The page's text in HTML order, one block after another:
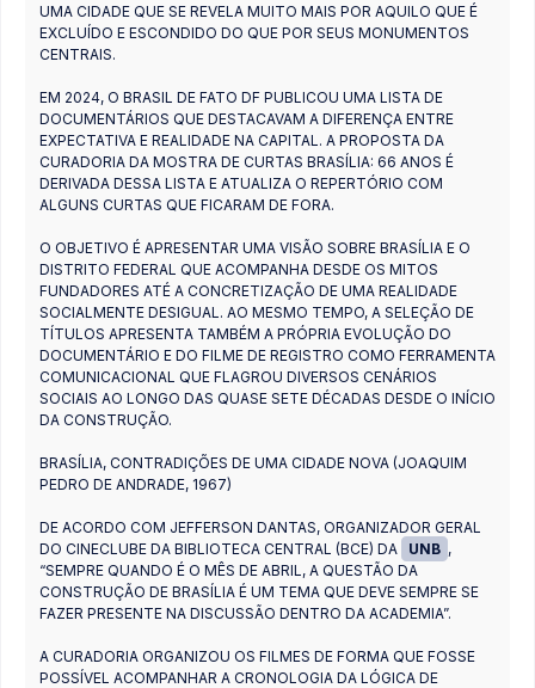
UMA CIDADE QUE SE REVELA MUITO MAIS POR AQUILO QUE É
EXCLUÍDO E ESCONDIDO DO QUE POR SEUS MONUMENTOS
CENTRAIS.
EM 2024, O BRASIL DE FATO DF PUBLICOU UMA LISTA DE
DOCUMENTÁRIOS QUE DESTACAVAM A DIFERENÇA ENTRE
EXPECTATIVA E REALIDADE NA CAPITAL. A PROPOSTA DA
CURADORIA DA MOSTRA DE CURTAS BRASÍLIA: 66 ANOS É
DERIVADA DESSA LISTA E ATUALIZA O REPERTÓRIO COM
ALGUNS CURTAS QUE FICARAM DE FORA.
O OBJETIVO É APRESENTAR UMA VISÃO SOBRE BRASÍLIA E O
DISTRITO FEDERAL QUE ACOMPANHA DESDE OS MITOS
FUNDADORES ATÉ A CONCRETIZAÇÃO DE UMA REALIDADE
SOCIALMENTE DESIGUAL. AO MESMO TEMPO, A SELEÇÃO DE
TÍTULOS APRESENTA TAMBÉM A PRÓPRIA EVOLUÇÃO DO
DOCUMENTÁRIO E DO FILME DE REGISTRO COMO FERRAMENTA
COMUNICACIONAL QUE FLAGROU DIVERSOS CENÁRIOS
SOCIAIS AO LONGO DAS QUASE SETE DÉCADAS DESDE O INÍCIO
DA CONSTRUÇÃO.
BRASÍLIA, CONTRADIÇÕES DE UMA CIDADE NOVA (JOAQUIM
PEDRO DE ANDRADE, 1967)
DE ACORDO COM JEFFERSON DANTAS, ORGANIZADOR GERAL
DO CINECLUBE DA BIBLIOTECA CENTRAL (BCE) DA
UNB ,
“SEMPRE QUANDO É O MÊS DE ABRIL, A QUESTÃO DA
CONSTRUÇÃO DE BRASÍLIA É UM TEMA QUE DEVE SEMPRE SE
FAZER PRESENTE NA DISCUSSÃO DENTRO DA ACADEMIA”.
A CURADORIA ORGANIZOU OS FILMES DE FORMA QUE FOSSE
POSSÍVEL ACOMPANHAR A CRONOLOGIA DA LÓGICA DE